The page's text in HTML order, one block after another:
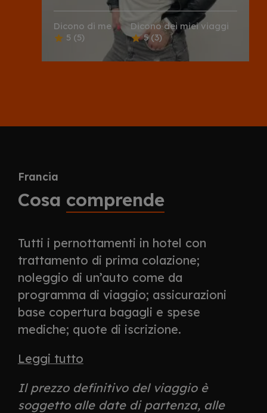
Dicono di me
5 (5)
Dicono dei miei viaggi
5(3)
Francia
Cosa comprende
Tutti i pernottamenti in hotel con
trattamento di prima colazione;
noleggio di un’auto come da
programma di viaggio; assicurazioni
base copertura bagagli e spese
mediche; quote di iscrizione.
Leggi tutto
Il prezzo definitivo del viaggio è
soggetto alle date di partenza, alle